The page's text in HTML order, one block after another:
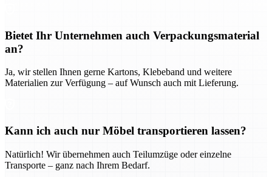
Bietet Ihr Unternehmen auch Verpackungsmaterial
an?
Ja, wir stellen Ihnen gerne Kartons, Klebeband und weitere
Materialien zur Verfügung – auf Wunsch auch mit Lieferung.
Kann ich auch nur Möbel transportieren lassen?
Natürlich! Wir übernehmen auch Teilumzüge oder einzelne
Transporte – ganz nach Ihrem Bedarf.